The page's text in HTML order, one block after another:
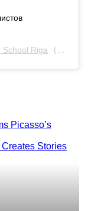
Riga (@bogomolov_image_school) on
Picasso’s
Stories